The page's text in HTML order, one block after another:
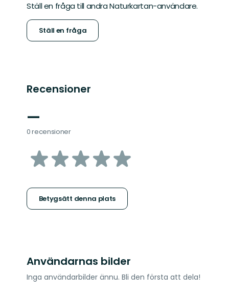
Ställ en fråga till andra Naturkartan-användare.
Ställ en fråga
Recensioner
—
0 recensioner
av
stjärnor
Betygsätt denna plats
Användarnas bilder
Inga användarbilder ännu. Bli den första att dela!